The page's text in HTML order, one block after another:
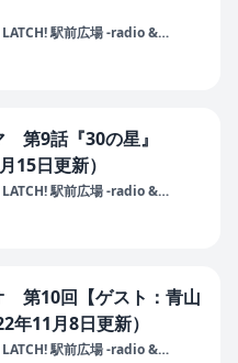
駅前広場 -radio &
9話『30の星』
15日更新）
駅前広場 -radio &
10回【ゲスト：青山
年11月8日更新）
駅前広場 -radio &